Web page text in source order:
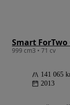
Smart ForTwo
999 cm3 • 71 cv
141 065
2013